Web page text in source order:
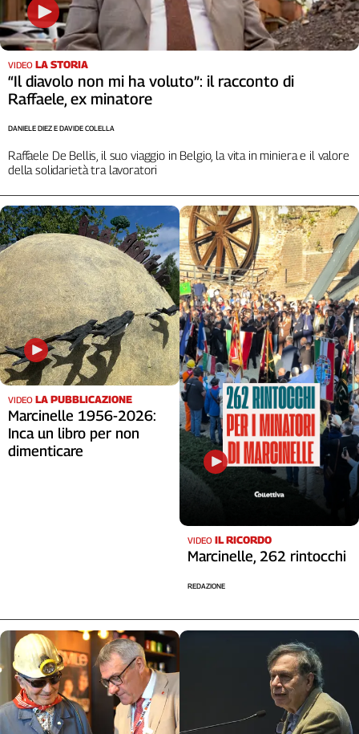
Liguria
Lombardia
Marche
Piemonte
Puglia
Sardegna
Sicilia
Toscana
Trentino
Valle
D'Aosta
Veneto
Archivio
Storico
1955-
2014
Cerca
Contatti
VIDEO LA STORIA
“Il diavolo non mi ha voluto”: il racconto di
Raffaele, ex minatore
Raffaele De Bellis, il suo viaggio in Belgio, la vita in miniera e il valore
della solidarietà tra lavoratori
DANIELE DIEZ E DAVIDE COLELLA
VIDEO LA PUBBLICAZIONE
Marcinelle 1956-2026:
Inca un libro per non
dimenticare
VIDEO IL RICORDO
Marcinelle, 262 rintocchi
REDAZIONE